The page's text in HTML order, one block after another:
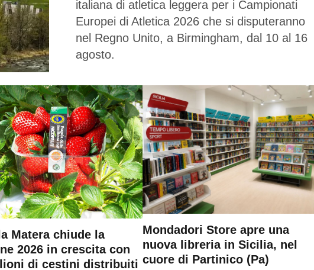
italiana di atletica leggera per i Campionati
Europei di Atletica 2026 che si disputeranno
nel Regno Unito, a Birmingham, dal 10 al 16
agosto.
Matera chiude la
2026 in crescita con
di cestini distribuiti
Mondadori Store apre una
nuova libreria in Sicilia, nel
cuore di Partinico (Pa)